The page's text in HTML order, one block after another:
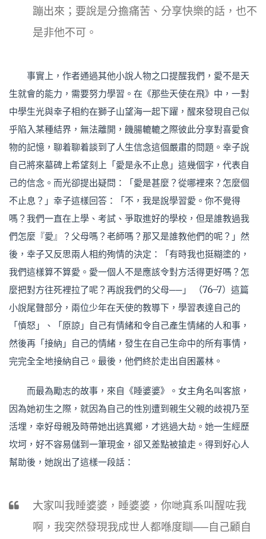
蹦出來；要說是分擔痛苦、分享快樂的話，也不
是非他不可。
事實上，作者通過其他小說人物之口提醒我們，愛不是天
生就會的能力，需要努力學習。在《那些天使在飛》中，一對
中學生光與幸子相約在獅子山望海一起下躍，醒來發現自己似
乎陷入某種結界，無法離開，饑腸轆轆之際彼此分享對喜愛食
物的記憶，聊着聊着談到了人生信念這個嚴肅的問題。幸子說
自己將來墓碑上希望刻上「愛是永不止息」這幾個字，代表自
己的信念。而光卻提出疑問：「愛是甚麼？從哪裡來？怎麼個
不止息？」幸子這樣回答：「不，我是說學習愛。你不覺得
嗎？我們一直在上學、考試、爭取進好的學校，但是誰教過我
們怎麼『愛』？父母嗎？老師嗎？那又是誰教他們的呢？」然
後，幸子又反思兩人相約殉情的決定：「有時我也挺糊塗的，
我們這樣算不算愛。愛一個人不是應該令對方活得更好嗎？怎
麼把對方往死裡拉了呢？再說我們的父母──」 （76–7）這篇
小說尾聲部分，兩位少年在天使的教導下，學習表達自己的
「憤怒」、「原諒」自己有情緒和令自己產生情緒的人和事，
然後再「接納」自己的情緒，發生在自己生命中的所有事情，
完完全全地接納自己。最後，他們終於走出自困叢林。
而最為勵志的故事，來自《睡婆婆》。女主角名叫客旅，
因為她初生之際，就因為自己的性別遭到親生父親的歧視乃至
活埋，幸好母親及時帶她出逃異鄉，才逃過大劫。她一生經歷
坎坷，好不容易儲到一筆現金，卻又差點被搶走。得到好心人
幫助後，她說出了這樣一段話：
大家叫我睡婆婆，睡婆婆，你哋真系叫醒咗我
啊，我突然發現我成世人都喺度瞓──自己顧自